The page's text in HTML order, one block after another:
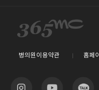
병의원이용약관 홈페